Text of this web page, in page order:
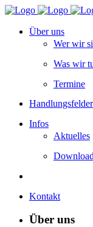
Über uns
Wer wir
Was wir
Termine
Handlungsfelder
Infos
Aktuelles
Kontakt
Über uns